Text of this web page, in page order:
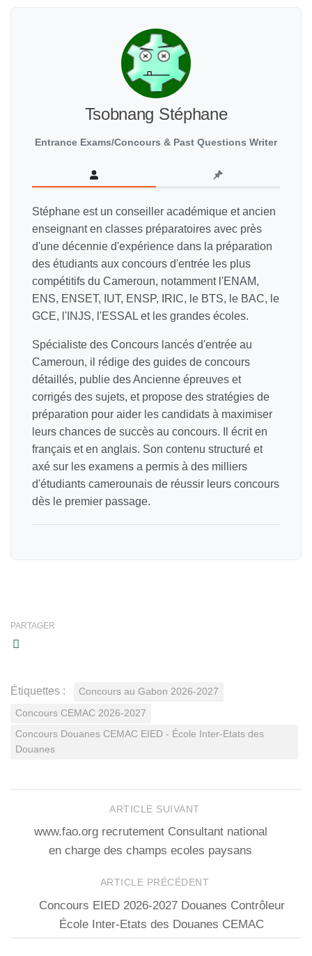
Tsobnang Stéphane
Entrance Exams/Concours & Past Questions Writer
Stéphane est un conseiller académique et ancien
enseignant en classes préparatoires avec près
d'une décennie d'expérience dans la préparation
des étudiants aux concours d'entrée les plus
compétitifs du Cameroun, notamment l'ENAM,
ENS, ENSET, IUT, ENSP, IRIC, le BTS, le BAC, le
GCE, l'INJS, l'ESSAL et les grandes écoles.
Spécialiste des Concours lancés d'entrée au
Cameroun, il rédige des guides de concours
détaillés, publie des Ancienne épreuves et
corrigés des sujets, et propose des stratégies de
préparation pour aider les candidats à maximiser
leurs chances de succès au concours. Il écrit en
français et en anglais. Son contenu structuré et
axé sur les examens a permis à des milliers
d'étudiants camerounais de réussir leurs concours
dès le premier passage.
PARTAGER
Étiquettes : Concours au Gabon 2026-2027
Concours CEMAC 2026-2027
Concours Douanes CEMAC EIED - École Inter-Etats des
Douanes
ARTICLE SUIVANT
www.fao.org recrutement Consultant national
en charge des champs ecoles paysans
ARTICLE PRÉCÉDENT
Concours EIED 2026-2027 Douanes Contrôleur
École Inter-Etats des Douanes CEMAC